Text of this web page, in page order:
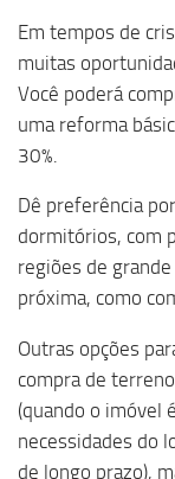
Em tempos de
muitas
Você poderá
uma reforma
30%.
Dê preferência
dormitórios, com
regiões de
próxima, como
Outras opções
compra de
(quando o imóvel
necessidades do
de longo prazo),